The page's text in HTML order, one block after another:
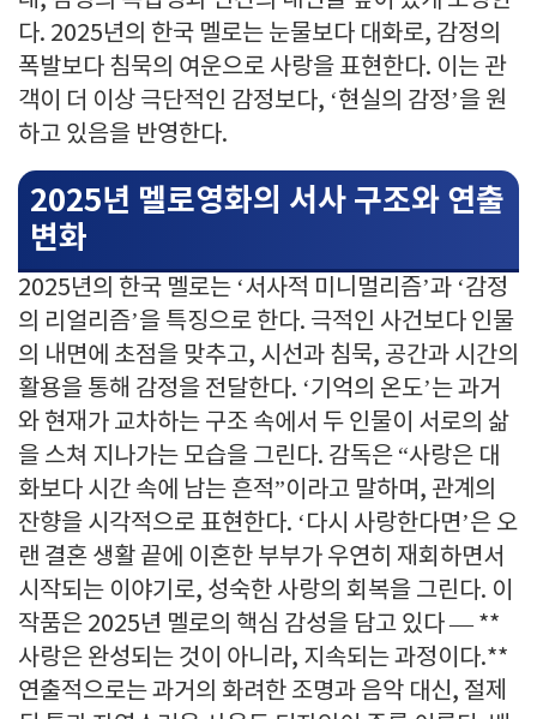
다. 2025년의 한국 멜로는 눈물보다 대화로, 감정의
폭발보다 침묵의 여운으로 사랑을 표현한다. 이는 관
객이 더 이상 극단적인 감정보다, ‘현실의 감정’을 원
하고 있음을 반영한다.
2025년 멜로영화의 서사 구조와 연출
변화
2025년의 한국 멜로는 ‘서사적 미니멀리즘’과 ‘감정
의 리얼리즘’을 특징으로 한다. 극적인 사건보다 인물
의 내면에 초점을 맞추고, 시선과 침묵, 공간과 시간의
활용을 통해 감정을 전달한다. ‘기억의 온도’는 과거
와 현재가 교차하는 구조 속에서 두 인물이 서로의 삶
을 스쳐 지나가는 모습을 그린다. 감독은 “사랑은 대
화보다 시간 속에 남는 흔적”이라고 말하며, 관계의
잔향을 시각적으로 표현한다. ‘다시 사랑한다면’은 오
랜 결혼 생활 끝에 이혼한 부부가 우연히 재회하면서
시작되는 이야기로, 성숙한 사랑의 회복을 그린다. 이
작품은 2025년 멜로의 핵심 감성을 담고 있다 — **
사랑은 완성되는 것이 아니라, 지속되는 과정이다.**
연출적으로는 과거의 화려한 조명과 음악 대신, 절제